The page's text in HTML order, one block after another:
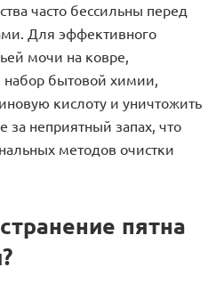
часто бессильны перед
Для эффективного
мочи на ковре,
бытовой химии,
кислоту и уничтожить
за неприятный запах, что
методов очистки
пятна